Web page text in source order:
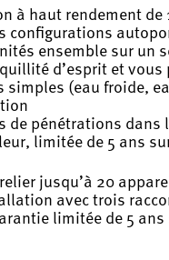
haut rendement de
configurations
ensemble sur
d’esprit et
(eau froide,
pénétrations
limitée de 5 ans
jusqu’à 20
avec trois
limitée de 5